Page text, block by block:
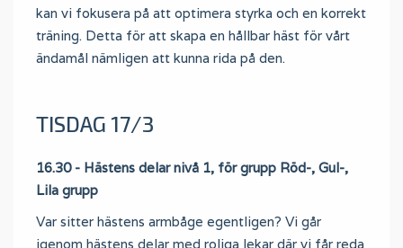
kan vi fokusera på att optimera styrka och en korrekt
träning. Detta för att skapa en hållbar häst för vårt
ändamål nämligen att kunna rida på den.
TISDAG 17/3
16.30 - Hästens delar nivå 1, för grupp Röd-, Gul-,
Lila grupp
Var sitter hästens armbåge egentligen? Vi går
igenom hästens delar med roliga lekar där vi får reda